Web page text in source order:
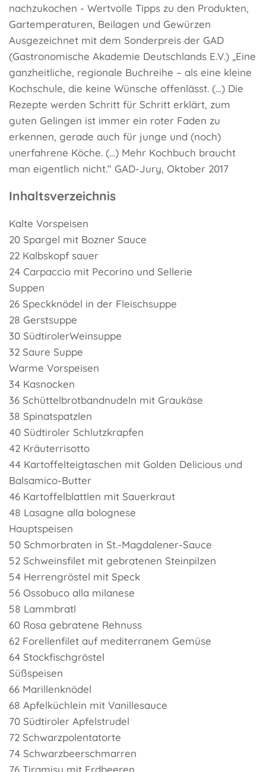
nachzukochen - Wertvolle Tipps zu den Produkten,
Gartemperaturen, Beilagen und Gewürzen
Ausgezeichnet mit dem Sonderpreis der GAD
(Gastronomische Akademie Deutschlands E.V.) „Eine
ganzheitliche, regionale Buchreihe – als eine kleine
Kochschule, die keine Wünsche offenlässt. (…) Die
Rezepte werden Schritt für Schritt erklärt, zum
guten Gelingen ist immer ein roter Faden zu
erkennen, gerade auch für junge und (noch)
unerfahrene Köche. (…) Mehr Kochbuch braucht
man eigentlich nicht.“ GAD-Jury, Oktober 2017
Inhaltsverzeichnis
Kalte Vorspeisen
20 Spargel mit Bozner Sauce
22 Kalbskopf sauer
24 Carpaccio mit Pecorino und Sellerie
Suppen
26 Speckknödel in der Fleischsuppe
28 Gerstsuppe
30 SüdtirolerWeinsuppe
32 Saure Suppe
Warme Vorspeisen
34 Kasnocken
36 Schüttelbrotbandnudeln mit Graukäse
38 Spinatspatzlen
40 Südtiroler Schlutzkrapfen
42 Kräuterrisotto
44 Kartoffelteigtaschen mit Golden Delicious und
Balsamico-Butter
46 Kartoffelblattlen mit Sauerkraut
48 Lasagne alla bolognese
Hauptspeisen
50 Schmorbraten in St.-Magdalener-Sauce
52 Schweinsfilet mit gebratenen Steinpilzen
54 Herrengröstel mit Speck
56 Ossobuco alla milanese
58 Lammbratl
60 Rosa gebratene Rehnuss
62 Forellenfilet auf mediterranem Gemüse
64 Stockfischgröstel
Süßspeisen
66 Marillenknödel
68 Apfelküchlein mit Vanillesauce
70 Südtiroler Apfelstrudel
72 Schwarzpolentatorte
74 Schwarzbeerschmarren
76 Tiramisu mit Erdbeeren